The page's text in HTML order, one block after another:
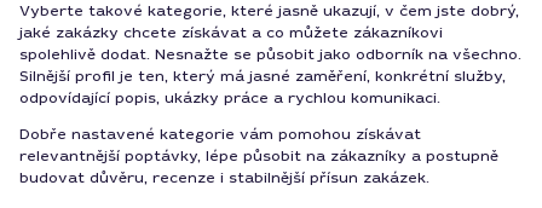
Vyberte takové kategorie, které jasně ukazují, v čem jste dobrý,
jaké zakázky chcete získávat a co můžete zákazníkovi
spolehlivě dodat. Nesnažte se působit jako odborník na všechno.
Silnější profil je ten, který má jasné zaměření, konkrétní služby,
odpovídající popis, ukázky práce a rychlou komunikaci.
Dobře nastavené kategorie vám pomohou získávat
relevantnější poptávky, lépe působit na zákazníky a postupně
budovat důvěru, recenze i stabilnější přísun zakázek.